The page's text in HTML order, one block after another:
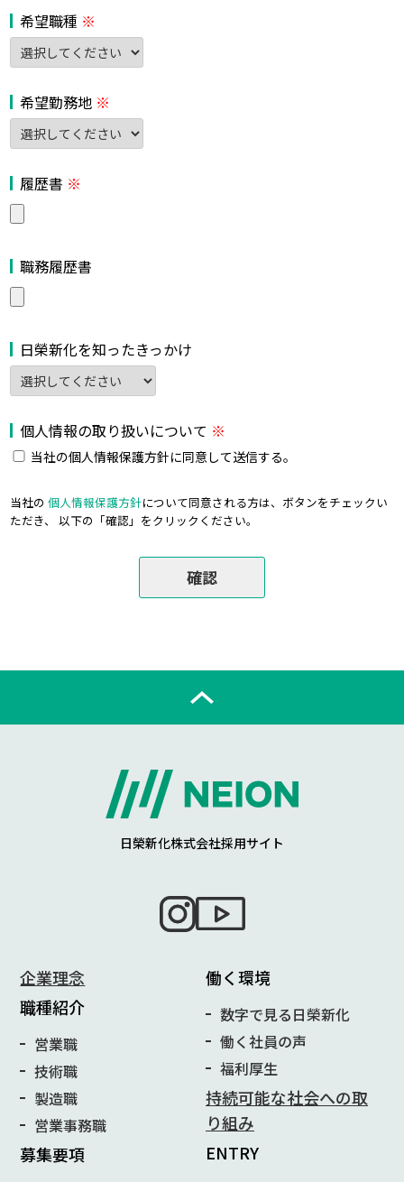
希望職種 ※
希望勤務地 ※
履歴書 ※
職務履歴書
日榮新化を知ったきっかけ
個人情報の取り扱いについて ※
当社の個人情報保護方針に同意して送信する。
当社の個人情報保護方針について同意される方は、ボタンをチェックい
ただき、 以下の「確認」をクリックください。
日榮新化株式会社採用サイト
企業理念
職種紹介
営業職
技術職
製造職
営業事務職
募集要項
働く環境
数字で見る日榮新化
働く社員の声
福利厚生
持続可能な社会への取
り組み
ENTRY